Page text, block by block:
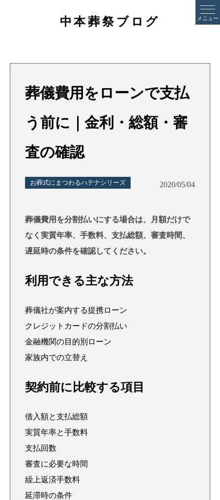
メニュー
中本葬祭ブログ
葬儀費用をローンで支払
う前に｜金利・総額・審
査の確認
お葬式にまつわるハテナシリーズ 2020/05/04
葬儀費用を分割払いにする場合は、月額だけで
なく実質年率、手数料、支払総額、審査時間、
遅延時の条件を確認してください。
利用できる主な方法
葬儀社が案内する提携ローン
クレジットカードの分割払い
金融機関の目的別ローン
家族内での立替え
契約前に比較する項目
借入額と支払総額
実質年率と手数料
支払回数
審査に必要な時間
繰上返済手数料
延滞時の条件